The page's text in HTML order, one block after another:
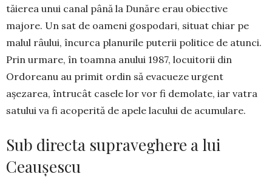
tăierea unui canal până la Dunăre erau obiective
majore. Un sat de oameni gospodari, situat chiar pe
malul râului, încurca planurile puterii politice de atunci.
Prin urmare, în toamna anului 1987, locuitorii din
Ordoreanu au primit ordin să evacueze urgent
așezarea, întrucât casele lor vor fi demolate, iar vatra
satului va fi acoperită de apele lacului de acumulare.
Sub directa supraveghere a lui
Ceaușescu